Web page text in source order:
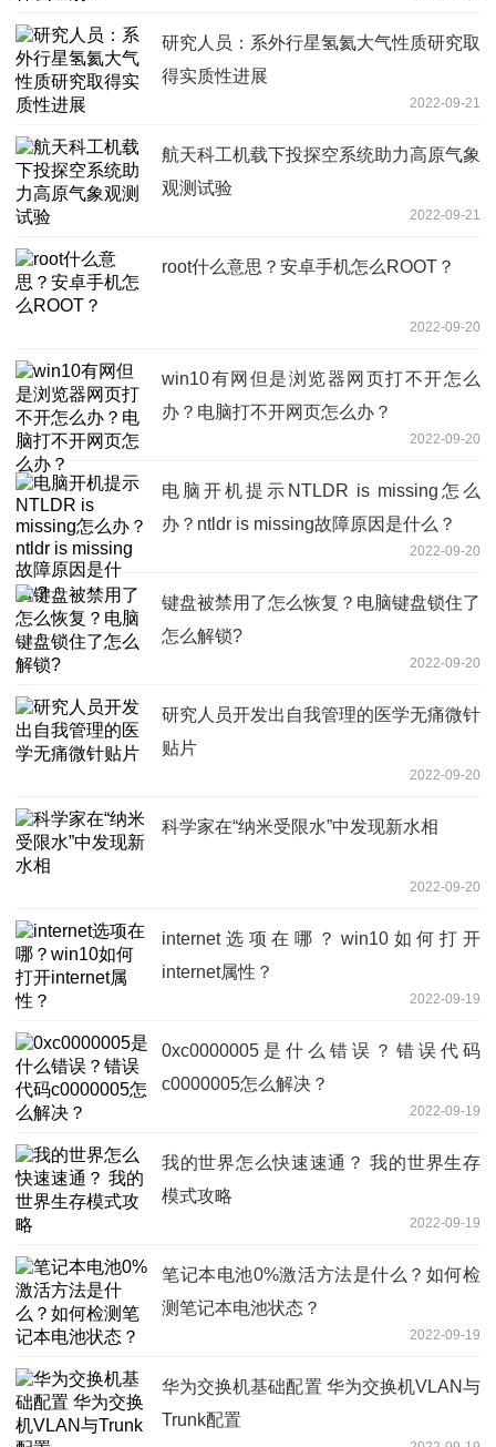
研究人员：系外行星氢氦大气性质研究取
得实质性进展
2022-09-21
航天科工机载下投探空系统助力高原气象
观测试验
2022-09-21
root什么意思？安卓手机怎么ROOT？
2022-09-20
win10有网但是浏览器网页打不开怎么
办？电脑打不开网页怎么办？
2022-09-20
电脑开机提示NTLDR is missing怎么
办？ntldr is missing故障原因是什么？
2022-09-20
键盘被禁用了怎么恢复？电脑键盘锁住了
怎么解锁?
2022-09-20
研究人员开发出自我管理的医学无痛微针
贴片
2022-09-20
科学家在“纳米受限水”中发现新水相
2022-09-20
internet选项在哪？win10如何打开
internet属性？
2022-09-19
0xc0000005是什么错误？错误代码
c0000005怎么解决？
2022-09-19
我的世界怎么快速速通？ 我的世界生存
模式攻略
2022-09-19
笔记本电池0%激活方法是什么？如何检
测笔记本电池状态？
2022-09-19
华为交换机基础配置 华为交换机VLAN与
Trunk配置